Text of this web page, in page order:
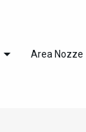
Area Nozze